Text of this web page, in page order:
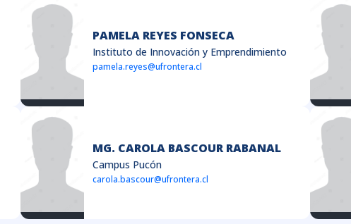
PAMELA REYES FONSECA
Instituto de Innovación y Emprendimiento
pamela.reyes@ufrontera.cl
MG. CAROLA BASCOUR RABANAL
Campus Pucón
carola.bascour@ufrontera.cl